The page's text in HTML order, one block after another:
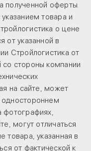
полученной оферты
товара и
о цене
от указанной в
Стройлогистика от
стороны компании
на сайте, может
фотографиях,
могут отличаться
товара, указанная в
от фактической к